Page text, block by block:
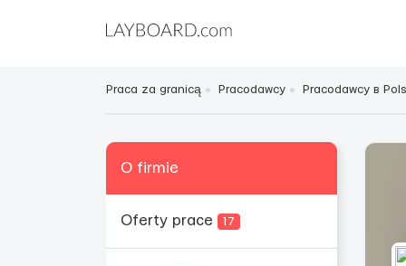
Praca za granicą Pracodawcy Pracodawcy в
O firmie
Oferty prace 17